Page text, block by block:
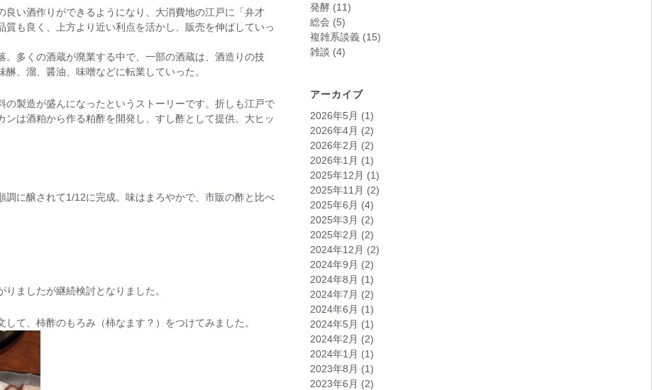
良い酒作りができるようになり、大消費地の江戸に「弁才
も良く、上方より近い利点を活かし、販売を伸ばしていっ
。多くの酒蔵が廃業する中で、一部の酒蔵は、酒造りの技
、溜、醤油、味噌などに転業していった。
の製造が盛んになったというストーリーです。折しも江戸で
は酒粕から作る粕酢を開発し、すし酢として提供。大ヒッ
調に醸されて1/12に完成。味はまろやかで、市販の酢と比べ
ましたが継続検討となりました。
て、柿酢のもろみ（柿なます？）をつけてみました。
発酵 (11)
総会 (5)
複雑系談義 (15)
雑談 (4)
アーカイブ
2026年5月 (1)
2026年4月 (2)
2026年2月 (2)
2026年1月 (1)
2025年12月 (1)
2025年11月 (2)
2025年6月 (4)
2025年3月 (2)
2025年2月 (2)
2024年12月 (2)
2024年9月 (2)
2024年8月 (1)
2024年7月 (2)
2024年6月 (1)
2024年5月 (1)
2024年2月 (2)
2024年1月 (1)
2023年8月 (1)
2023年6月 (2)